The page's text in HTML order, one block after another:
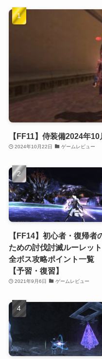
【FF11】侍装備2024年
2024年10月22日 ゲームレビュー
【FF14】初心者・復帰者
ための討伐討滅ルーレット
全ボス攻略ポイント一覧
【予習・復習】
2021年9月6日 ゲームレビュー